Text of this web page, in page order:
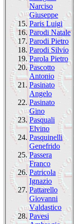
Narciso
Giuseppe
15. Paris Luigi
16. Parodi Natale
17. Parodi Pietro
18. Parodi Silvio
19. Parola Pietro
20. Pascotto
Antonio
21. Pasinato
Angelo
22. Pasinato
Gino
23. Pasquali
Elvino
24. Pasquinelli
Genefrido
25. Passera
Franco
26. Patricola
Ignazio
27. Pattarello
Giovanni
Valdastico
28. Pavesi